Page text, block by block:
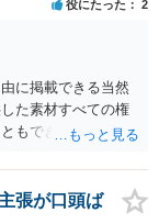
役にたった 2
に掲載できる当然
た素材すべての権
もできません。 ご
ロゴ、商品情報、
、著作物には当た
が含まれる場合に
張が口頭ば